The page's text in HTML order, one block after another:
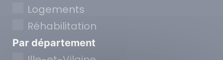
Logements
Réhabilitation
Par département